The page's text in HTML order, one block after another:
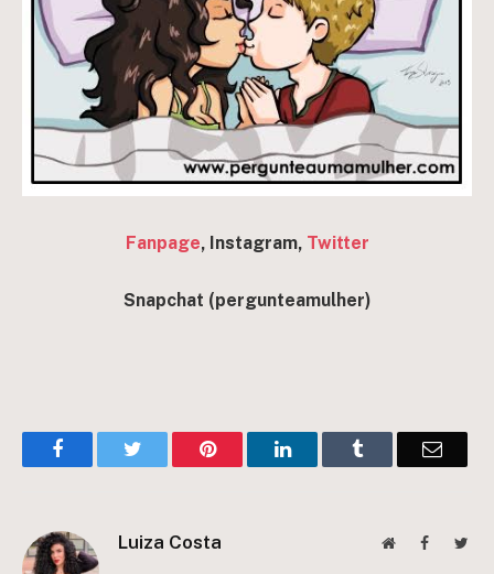
Fanpage, Instagram, Twitter
Snapchat (pergunteamulher)
FacebookTwitter Pinterest LinkedInTumblr Email
Luiza Costa WebsiteFacebook